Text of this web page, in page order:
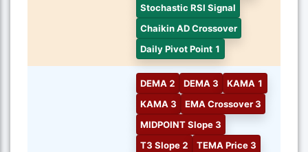
Stochastic RSI Signal
Chaikin AD Crossover
Daily Pivot Point 1
DEMA 2 DEMA 3
KAMA 1
KAMA 3
EMA Crossover 3
MIDPOINT Slope 3
T3 Slope 2
TEMA Price 3